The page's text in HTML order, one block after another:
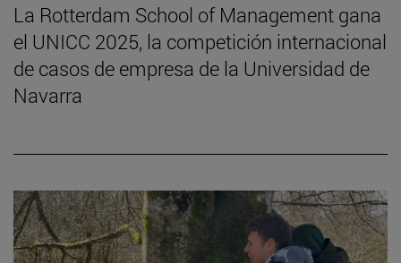
La Rotterdam School of Management gana
el UNICC 2025, la competición internacional
de casos de empresa de la Universidad de
Navarra